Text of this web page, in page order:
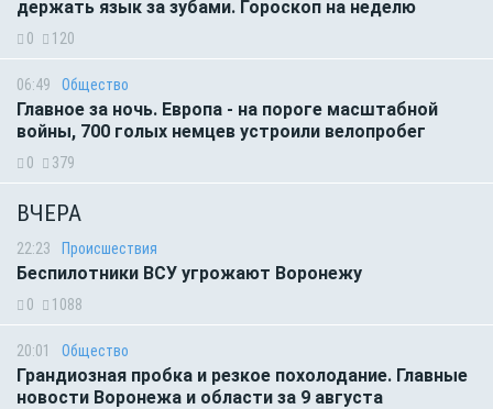
держать язык за зубами. Гороскоп на неделю
0 120
06:49 Общество
Главное за ночь. Европа - на пороге масштабной
войны, 700 голых немцев устроили велопробег
0 379
ВЧЕРА
22:23 Происшествия
Беспилотники ВСУ угрожают Воронежу
0 1088
20:01 Общество
Грандиозная пробка и резкое похолодание. Главные
новости Воронежа и области за 9 августа